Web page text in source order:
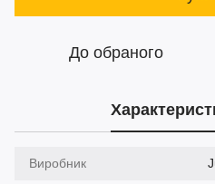
До обраного
Виробник